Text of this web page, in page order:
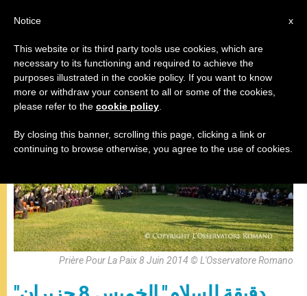
لقاءات
Prière Pour La Paix 8 Juin 2014 © L'Osservatore Romano
x
Notice
This website or its third party tools use cookies, which are
necessary to its functioning and required to achieve the
purposes illustrated in the cookie policy. If you want to know
more or withdraw your consent to all or some of the cookies,
please refer to the cookie policy
By closing this banner, scrolling this page, clicking a link or
continuing to browse otherwise, you agree to the use of cookies.